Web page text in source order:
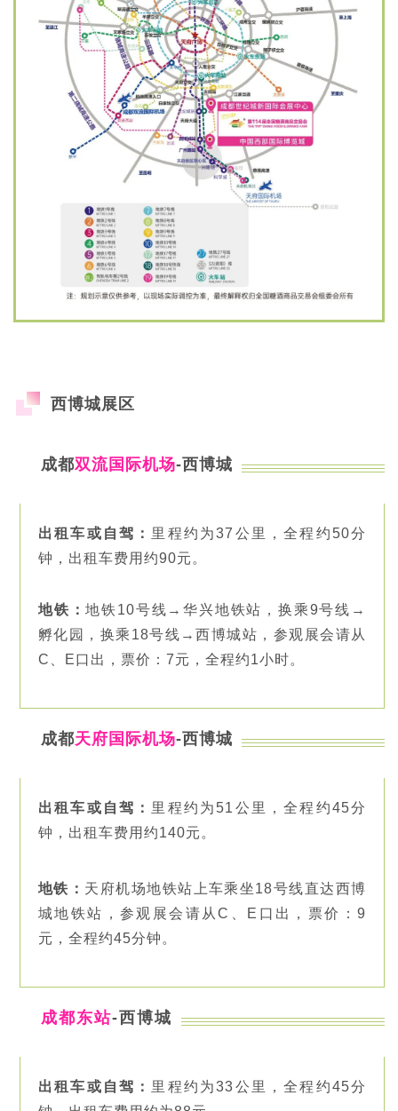
西博城展区
成都双流国际机场-西博城
出租车或自驾： 里程约为37公里，全程约50分
钟，出租车费用约90元。
地铁：地铁10号线→华兴地铁站，换乘9号线→
孵化园，换乘18号线→西博城站，参观展会请从
C、E口出，票价：7元，全程约1小时。
成都天府国际机场-西博城
出租车或自驾： 里程约为51公里，全程约45分
钟，出租车费用约140元。
地铁： 天府机场地铁站上车乘坐18号线直达西博
城地铁站，参观展会请从C、E口出，票价：9
元，全程约45分钟。
成都东站-西博城
出租车或自驾： 里程约为33公里，全程约45分